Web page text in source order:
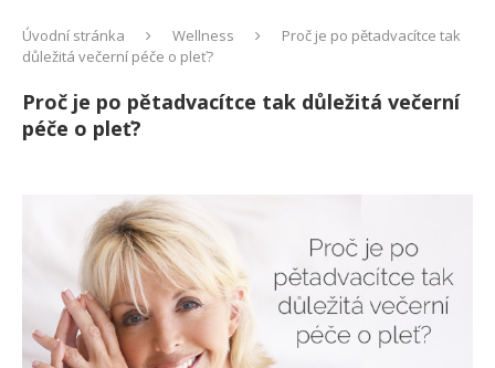
Úvodní stránka Wellness
Proč je po pětadvacítce tak
důležitá večerní péče o pleť?
Proč je po pětadvacítce tak důležitá večerní
péče o pleť?